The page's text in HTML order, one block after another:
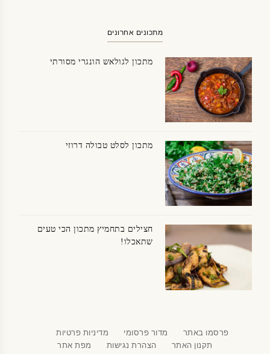
מתכונים אחרונים
מתכון לגולאש הונגרי מסורתי
מתכון לסלט טבולה דרוזי
חצילים בתחמיץ מתכון הכי טעים
שתאכלו!
פרסמו באתר מדור פרסומי
מדיניות פרטיות
תקנון האתר
הצהרת נגישות מפת אתר